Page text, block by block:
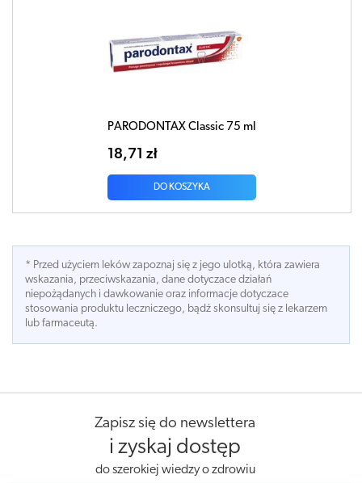
PARODONTAX Classic 75 ml
18,71 zł
DO KOSZYKA
* Przed użyciem leków zapoznaj się z jego ulotką, która zawiera
wskazania, przeciwskazania, dane dotyczace działań
niepożądanych i dawkowanie oraz informacje dotyczace
stosowania produktu leczniczego, bądź skonsultuj się z lekarzem
lub farmaceutą.
Zapisz się do newslettera
i zyskaj dostęp
do szerokiej wiedzy o zdrowiu